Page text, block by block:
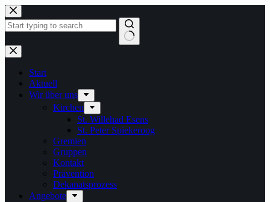
Zum
Inhalt
springen
Keine
Ergebnisse
Start
Aktuell
Wir über uns
Kirchen
St. Willehad Esens
St. Peter Spiekeroog
Gremien
Gruppen
Kontakt
Prävention
Dekanatsprozess
Angebote